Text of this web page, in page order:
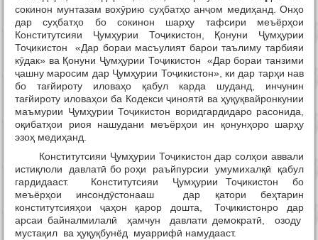
Тамос
сокинон мунтазам вохӯрию суҳбатҳо анҷом медиҳанд. Онҳо
дар суҳбатҳо бо сокинон шарҳу тафсири меъёрҳои
Конститутсияи Ҷумҳурии Тоҷикистон, Қонуни Ҷумҳурии
Тоҷикистон «Дар бораи масъулият барои таълиму тарбияи
кӯдак» ва Қонуни Ҷумҳурии Тоҷикистон «Дар бораи танзими
ҷашну маросим дар Ҷумҳурии Тоҷикистон», ки дар тарҳи нав
бо тағйироту иловаҳо қабул карда шуданд, инчунин
тағйироту иловаҳои ба Кодекси ҷиноятӣ ва ҳуқуқвайронкунии
маъмурии Ҷумҳурии Тоҷикистон воридгардидаро расонида,
оқибатҳои риоя нашудани меъёрҳои ин қонунҳоро шарҳу
эзоҳ медиҳанд.
Конститутсияи Ҷумҳурии Тоҷикистон дар солҳои аввали
истиқлоли давлатӣ бо роҳи раъйпурсии умумихалқӣ қабул
гардидааст. Конститутсияи Ҷумҳурии Тоҷикистон бо
меъёрҳои инсондӯстонааш дар қатори беҳтарин
конститутсияҳои ҷаҳон қарор дошта, Тоҷикистонро дар
арсаи байналмилалӣ ҳамчун давлати демократӣ, озоду
мустақил ва ҳуқуқбунёд муаррифӣ намудааст.